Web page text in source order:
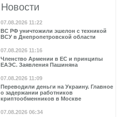
Новости
07.08.2026 11:22
ВС РФ уничтожили эшелон с техникой
ВСУ в Днепропетровской области
07.08.2026 11:16
Членство Армении в ЕС и принципы
ЕАЭС. Заявления Пашиняна
07.08.2026 11:09
Переводили деньги на Украину. Главное
о задержании работников
криптообменников в Москве
07.08.2026 06:34